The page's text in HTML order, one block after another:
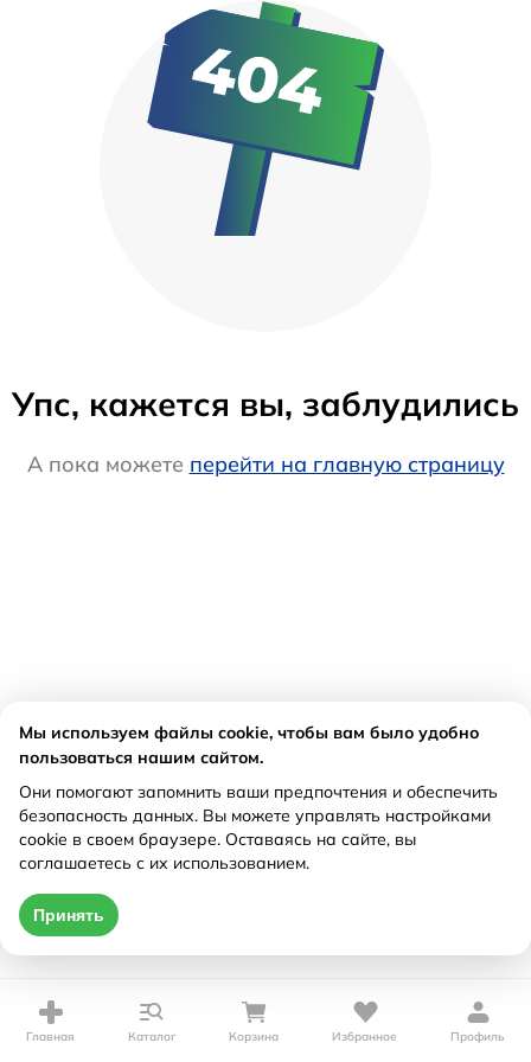
Упс, кажется вы, заблудились
А пока можете перейти на главную страницу
Главная Каталог Корзина Избранное Профиль
Мы используем файлы cookie, чтобы вам было удобно
пользоваться нашим сайтом.
Они помогают запомнить ваши предпочтения и обеспечить
безопасность данных. Вы можете управлять настройками
cookie в своем браузере. Оставаясь на сайте, вы
соглашаетесь с их использованием.
Принять